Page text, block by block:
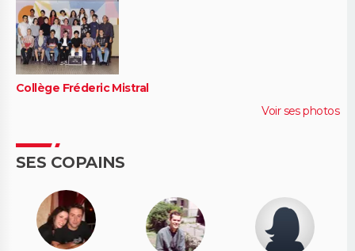
Collège Fréderic Mistral
Voir ses photos
SES COPAINS